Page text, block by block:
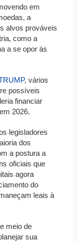
em
a
alvos prováveis
como a
a se opor às
, vários
possíveis
financiar
2026.
legisladores
dos
a postura a
oficiais que
agora
do
leais à
meio de
sua